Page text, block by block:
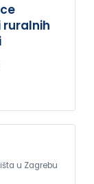
ruralnih
u Zagrebu